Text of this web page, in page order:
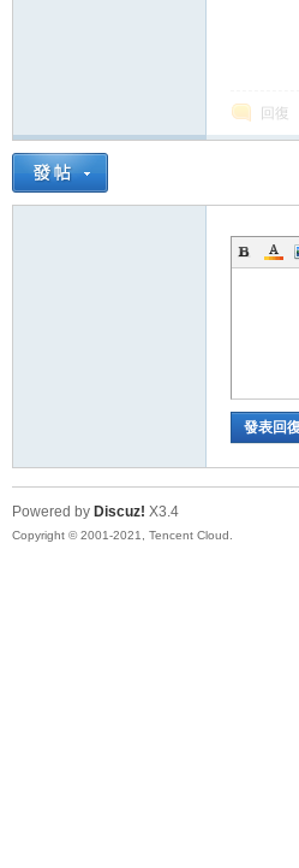
回復
發表回
Powered by Discuz! X3.4
Copyright © 2001-2021, Tencent Cloud.